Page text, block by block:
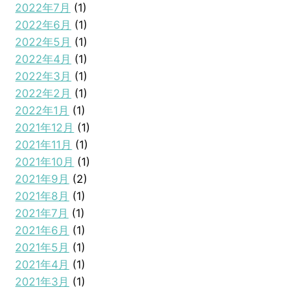
2022年7月 (1)
2022年6月 (1)
2022年5月 (1)
2022年4月 (1)
2022年3月 (1)
2022年2月 (1)
2022年1月 (1)
2021年12月 (1)
2021年11月 (1)
2021年10月 (1)
2021年9月 (2)
2021年8月 (1)
2021年7月 (1)
2021年6月 (1)
2021年5月 (1)
2021年4月 (1)
2021年3月 (1)